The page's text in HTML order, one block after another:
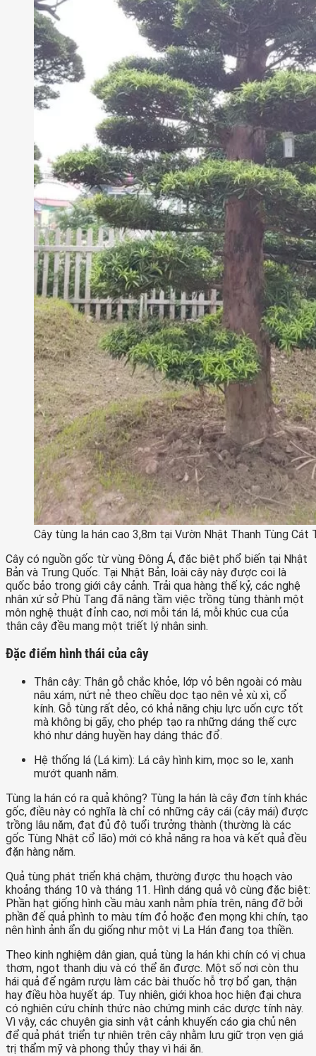
Cây tùng la hán cao 3,8m tại Vườn Nhật Thanh Tùng Cát
Cây có nguồn gốc từ vùng Đông Á, đặc biệt phổ biến tại Nhật
Bản và Trung Quốc. Tại Nhật Bản, loài cây này được coi là
quốc bảo trong giới cây cảnh. Trải qua hàng thế kỷ, các nghệ
nhân xứ sở Phù Tang đã nâng tầm việc trồng tùng thành một
môn nghệ thuật đỉnh cao, nơi mỗi tán lá, mỗi khúc cua của
thân cây đều mang một triết lý nhân sinh.
Đặc điểm hình thái của cây
Thân cây: Thân gỗ chắc khỏe, lớp vỏ bên ngoài có màu
nâu xám, nứt nẻ theo chiều dọc tạo nên vẻ xù xì, cổ
kính. Gỗ tùng rất dẻo, có khả năng chịu lực uốn cực tốt
mà không bị gãy, cho phép tạo ra những dáng thế cực
khó như dáng huyền hay dáng thác đổ.
Hệ thống lá (Lá kim): Lá cây hình kim, mọc so le, xanh
mướt quanh năm.
Tùng la hán có ra quả không? Tùng la hán là cây đơn tính khác
gốc, điều này có nghĩa là chỉ có những cây cái (cây mái) được
trồng lâu năm, đạt đủ độ tuổi trưởng thành (thường là các
gốc Tùng Nhật cổ lão) mới có khả năng ra hoa và kết quả đều
đặn hàng năm.
Quả tùng phát triển khá chậm, thường được thu hoạch vào
khoảng tháng 10 và tháng 11. Hình dáng quả vô cùng đặc biệt:
Phần hạt giống hình cầu màu xanh nằm phía trên, nâng đỡ bởi
phần đế quả phình to màu tím đỏ hoặc đen mọng khi chín, tạo
nên hình ảnh ẩn dụ giống như một vị La Hán đang tọa thiền.
Theo kinh nghiệm dân gian, quả tùng la hán khi chín có vị chua
thơm, ngọt thanh dịu và có thể ăn được. Một số nơi còn thu
hái quả để ngâm rượu làm các bài thuốc hỗ trợ bổ gan, thận
hay điều hòa huyết áp. Tuy nhiên, giới khoa học hiện đại chưa
có nghiên cứu chính thức nào chứng minh các dược tính này.
Vì vậy, các chuyên gia sinh vật cảnh khuyến cáo gia chủ nên
để quả phát triển tự nhiên trên cây nhằm lưu giữ trọn vẹn giá
trị thẩm mỹ và phong thủy thay vì hái ăn.